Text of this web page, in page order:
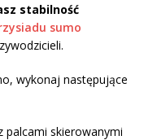
stabilność
sumo
wykonaj następujące
palcami skierowanymi